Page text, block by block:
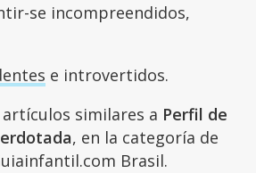
se incompreendidos,
e introvertidos.
artículos similares a Perfil de
, en la categoría de
Brasil.